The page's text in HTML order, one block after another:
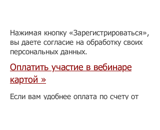
Нажимая кнопку «Зарегистрироваться»,
вы даете согласие на обработку своих
персональных данных.
Оплатить участие в вебинаре
картой »
Если вам удобнее оплата по счету от